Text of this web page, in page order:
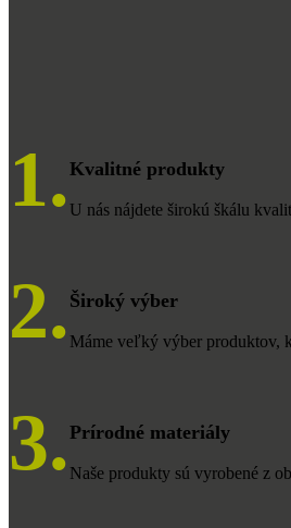
1.Kvalitné produkty
U nás nájdete širokú škálu
2. Široký výber
Máme veľký výber produktov,
3.Prírodné materiály
Naše produkty sú vyrobené z